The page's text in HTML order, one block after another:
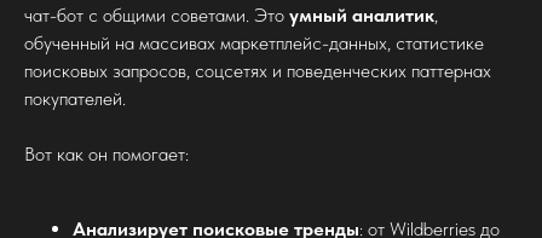
чат-бот с общими советами. Это умный аналитик,
обученный на массивах маркетплейс-данных, статистике
поисковых запросов, соцсетях и поведенческих паттернах
покупателей.
Вот как он помогает:
Анализирует поисковые тренды: от Wildberries до